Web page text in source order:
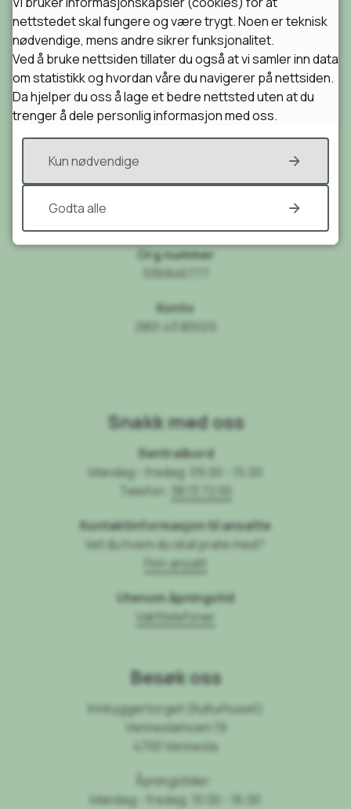
Skriv til oss
Vennesla kommune
Postboks 25
4701 Vennesla
Send sikker post til oss
E-post
post@vennesla.kommune.no
Org.nummer
936846777
Konto
2801 43 80029
Snakk med oss
Sentralbord
Mandag - fredag: 09.00 - 15.00
Telefon:
38 13 72 00
Kontaktinformasjon til ansatte
Vet du hvem du skal prate med?
Finn ansatt
Utenom åpningstid
Vakttelefoner
Besøk oss
Innbyggertorget (Kulturhuset)
Venneslamoen 19
4700 Vennesla
Åpningstider:
Mandag - fredag: 10.00 - 16.00
nettstedet skal fungere og være trygt. Noen er teknisk
nødvendige, mens andre sikrer funksjonalitet.
Ved å bruke nettsiden tillater du også at vi samler inn data
om statistikk og hvordan våre du navigerer på nettsiden.
Da hjelper du oss å lage et bedre nettsted uten at du
trenger å dele personlig informasjon med oss.
Kun nødvendige
Godta alle